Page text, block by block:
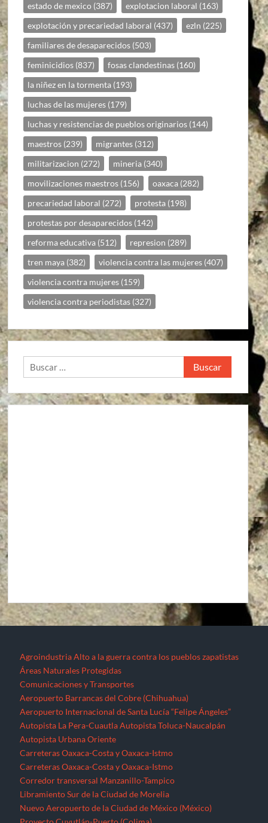
estado de mexico (387) explotacion laboral (163)
explotación y precariedad laboral (437) ezln (225)
familiares de desaparecidos (503)
feminicidios (837) fosas clandestinas (160)
la niñez en la tormenta (193)
luchas de las mujeres (179)
luchas y resistencias de pueblos originarios (144)
maestros (239) migrantes (312)
militarizacion (272) mineria (340)
movilizaciones maestros (156) oaxaca (282)
precariedad laboral (272) protesta (198)
protestas por desaparecidos (142)
reforma educativa (512) represion (289)
tren maya (382) violencia contra las mujeres (407)
violencia contra mujeres (159)
violencia contra periodistas (327)
Buscar:
Agroindustria Alto a la guerra contra los pueblos zapatistas
Áreas Naturales Protegidas
Comunicaciones y Transportes
Aeropuerto Barrancas del Cobre (Chihuahua)
Aeropuerto Internacional de Santa Lucía “Felipe Ángeles”
Autopista La Pera-Cuautla Autopista Toluca-Naucalpán
Autopista Urbana Oriente
Carreteras Oaxaca-Costa y Oaxaca-Istmo
Carreteras Oaxaca-Costa y Oaxaca-Istmo
Corredor transversal Manzanillo-Tampico
Libramiento Sur de la Ciudad de Morelia
Nuevo Aeropuerto de la Ciudad de México (México)